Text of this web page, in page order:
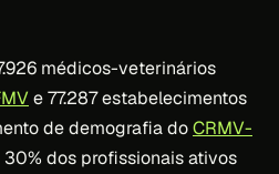
médicos-veterinários
e 77.287 estabelecimentos
de demografia doCRMV-
dos profissionais ativos